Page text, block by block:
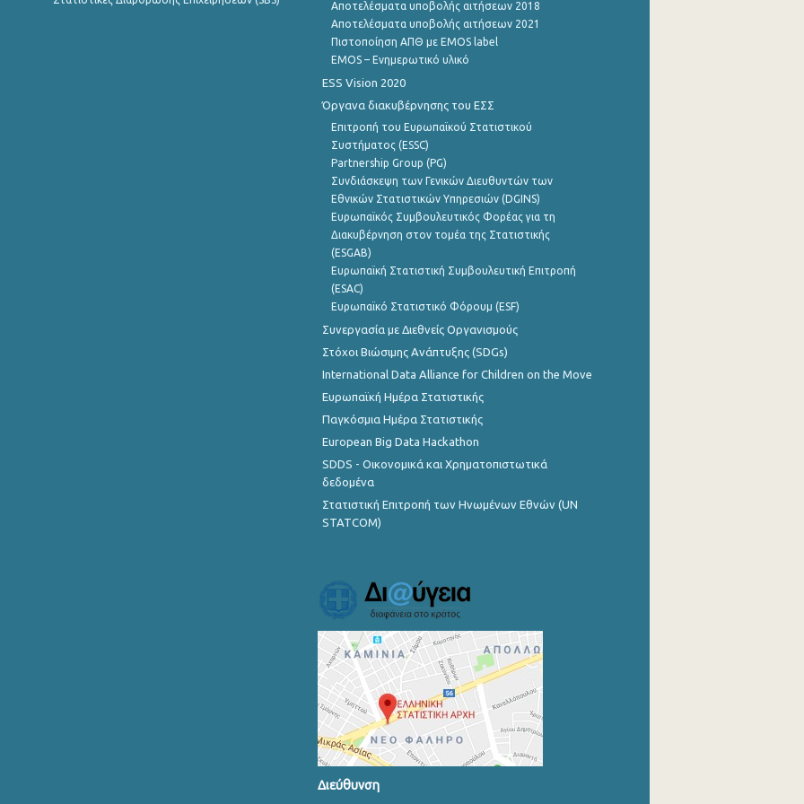
Αποτελέσματα υποβολής αιτήσεων 2018
Αποτελέσματα υποβολής αιτήσεων 2021
Πιστοποίηση ΑΠΘ με EMOS label
EMOS – Ενημερωτικό υλικό
ESS Vision 2020
Όργανα διακυβέρνησης του ΕΣΣ
Επιτροπή του Ευρωπαϊκού Στατιστικού
Συστήματος (ESSC)
Partnership Group (PG)
Συνδιάσκεψη των Γενικών Διευθυντών των
Εθνικών Στατιστικών Υπηρεσιών (DGINS)
Ευρωπαϊκός Συμβουλευτικός Φορέας για τη
Διακυβέρνηση στον τομέα της Στατιστικής
(ESGAB)
Ευρωπαϊκή Στατιστική Συμβουλευτική Επιτροπή
(ESAC)
Ευρωπαϊκό Στατιστικό Φόρουμ (ESF)
Συνεργασία με Διεθνείς Οργανισμούς
Στόχοι Βιώσιμης Ανάπτυξης (SDGs)
International Data Alliance for Children on the Move
Ευρωπαϊκή Ημέρα Στατιστικής
Παγκόσμια Ημέρα Στατιστικής
European Big Data Hackathon
SDDS - Οικονομικά και Χρηματοπιστωτικά
δεδομένα
Στατιστική Επιτροπή των Ηνωμένων Εθνών (UN
STATCOM)
Διεύθυνση